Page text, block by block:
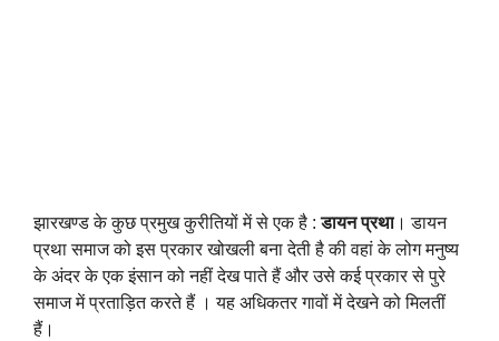
झारखण्ड के कुछ प्रमुख कुरीतियों में से एक है :डायन प्रथा । डायन
प्रथा समाज को इस प्रकार खोखली बना देती है की वहां के लोग मनुष्य
के अंदर के एक इंसान को नहीं देख पाते हैं और उसे कई प्रकार से पुरे
समाज में प्रताड़ित करते हैं । यह अधिकतर गावों में देखने को मिलतीं
हैं।